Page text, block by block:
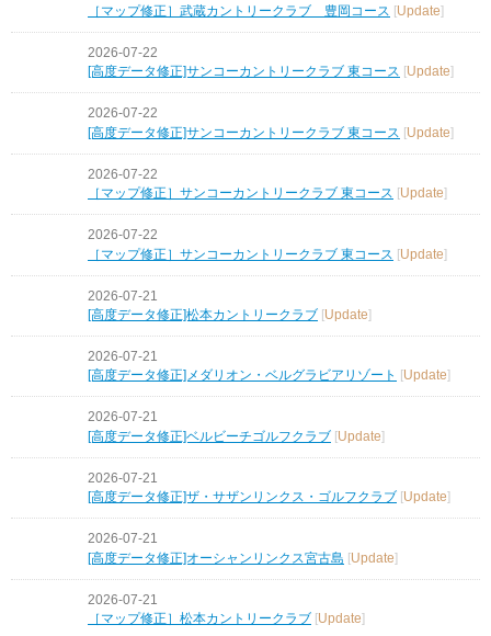
［マップ修正］武蔵カントリークラブ 豊岡コース [Update]
2026-07-22
[高度データ修正]サンコーカントリークラブ 東コース [Update]
2026-07-22
[高度データ修正]サンコーカントリークラブ 東コース [Update]
2026-07-22
［マップ修正］サンコーカントリークラブ 東コース [Update]
2026-07-22
［マップ修正］サンコーカントリークラブ 東コース [Update]
2026-07-21
[高度データ修正]松本カントリークラブ [Update]
2026-07-21
[高度データ修正]メダリオン・ベルグラビアリゾート
Update
2026-07-21
[高度データ修正]ベルビーチゴルフクラブ [Update]
2026-07-21
[高度データ修正]ザ・サザンリンクス・ゴルフクラブ
Update
2026-07-21
[高度データ修正]オーシャンリンクス宮古島 [Update]
2026-07-21
［マップ修正］松本カントリークラブ
Update